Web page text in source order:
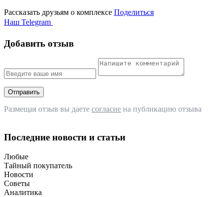
Рассказать друзьям о комплексе Поделиться
Наш Telegram
Добавить отзыв
Отправить
Размещая отзыв вы даете согласие на публикацию отзыва
Последние новости и статьи
Любые
Тайный покупатель
Новости
Советы
Аналитика